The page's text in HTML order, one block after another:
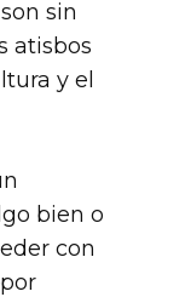
sin
atisbos
y el
bien o
con